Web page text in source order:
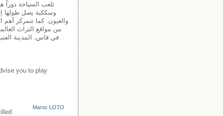
تلعب السياحة دوراً
والعيون. كما تتمركز أهم
من مواقع التراث
في فاس، المدينة
you to play
Maroc LOTO